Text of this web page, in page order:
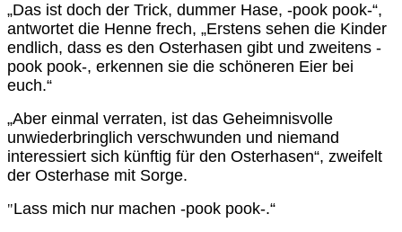
„Das ist doch der Trick, dummer Hase, -pook pook-“,
antwortet die Henne frech, „Erstens sehen die Kinder
endlich, dass es den Osterhasen gibt und zweitens -
pook pook-, erkennen sie die schöneren Eier bei
euch.“
„Aber einmal verraten, ist das Geheimnisvolle
unwiederbringlich verschwunden und niemand
interessiert sich künftig für den Osterhasen“, zweifelt
der Osterhase mit Sorge.
"Lass mich nur machen -pook pook-.“